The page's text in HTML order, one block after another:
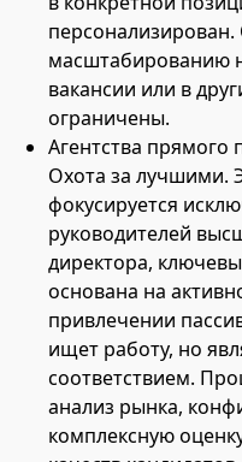
масштабированию
вакансии или в
ограничены.
Агентства прямого
Охота за лучшими.
фокусируется
руководителей
директора,
основана на
привлечении
ищет работу, но
соответствием.
анализ рынка,
комплексную